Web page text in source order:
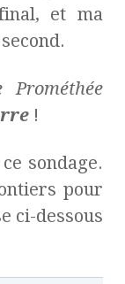
et ma
Prométhée
!
sondage.
pour
ci-dessous